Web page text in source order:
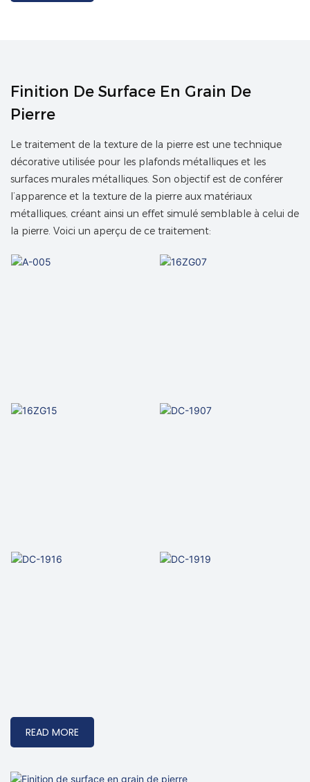
Finition De Surface En Grain De
Pierre
Le traitement de la texture de la pierre est une technique
décorative utilisée pour les plafonds métalliques et les
surfaces murales métalliques. Son objectif est de conférer
l’apparence et la texture de la pierre aux matériaux
métalliques, créant ainsi un effet simulé semblable à celui de
la pierre. Voici un aperçu de ce traitement:
READ MORE